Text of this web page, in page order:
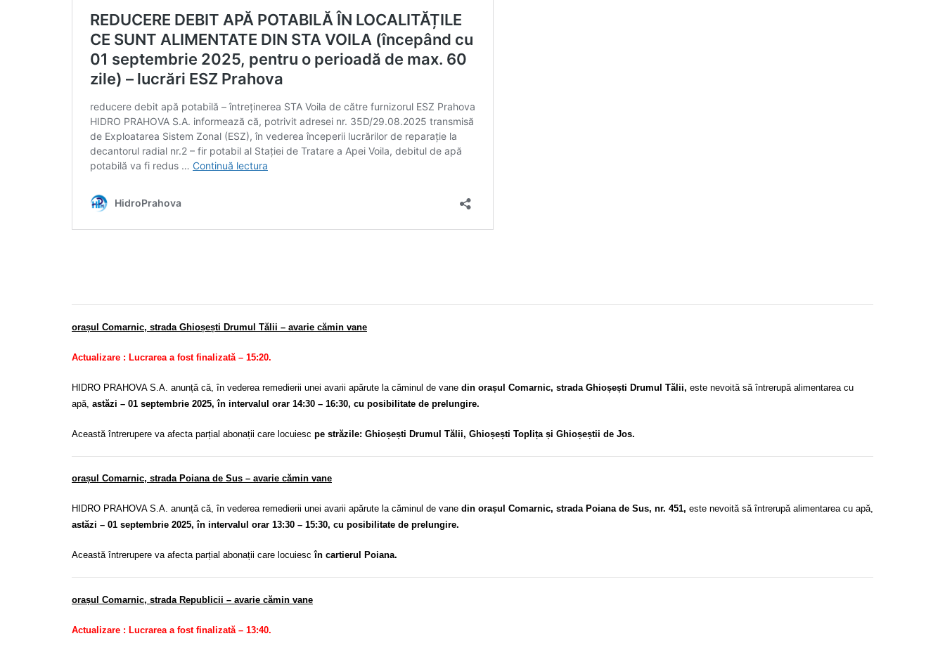
orașul Comarnic, strada Ghioșești Drumul Tălii – avarie cămin vane
Actualizare : Lucrarea a fost finalizată – 15:20.
HIDRO PRAHOVA S.A. anunță că, în vederea remedierii unei avarii apărute la căminul de vane din orașul Comarnic, strada Ghioșești Drumul Tălii, este nevoită să întrerupă alimentarea cu
apă, astăzi – 01 septembrie 2025, în intervalul orar 14:30 – 16:30, cu posibilitate de prelungire.
Această întrerupere va afecta parțial abonații care locuiesc pe străzile: Ghioșești Drumul Tălii, Ghioșești Toplița și Ghioșeștii de Jos.
orașul Comarnic, strada Poiana de Sus – avarie cămin vane
HIDRO PRAHOVA S.A. anunță că, în vederea remedierii unei avarii apărute la căminul de vane din orașul Comarnic, strada Poiana de Sus, nr. 451, este nevoită să întrerupă alimentarea cu apă,
astăzi – 01 septembrie 2025, în intervalul orar 13:30 – 15:30, cu posibilitate de prelungire.
Această întrerupere va afecta parțial abonații care locuiesc în cartierul Poiana.
orașul Comarnic, strada Republicii – avarie cămin vane
Actualizare : Lucrarea a fost finalizată – 13:40.